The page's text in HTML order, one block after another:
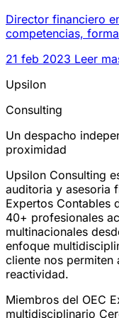
Director financiero
competencias,
21 feb 2023 Leer
Upsilon
Consulting
Un despacho
proximidad
Upsilon Consulting
auditoria y asesoria
Expertos Contables
40+ profesionales
multinacionales
enfoque
cliente nos
reactividad.
Miembros del OEC
multidisciplinario